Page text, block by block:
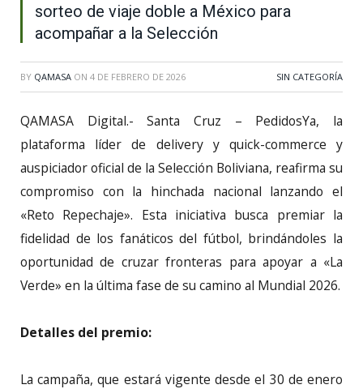
sorteo de viaje doble a México para
acompañar a la Selección
BY QAMASA ON 4 DE FEBRERO DE 2026 SIN CATEGORÍA
QAMASA Digital.- Santa Cruz – PedidosYa, la
plataforma líder de delivery y quick-commerce y
auspiciador oficial de la Selección Boliviana, reafirma su
compromiso con la hinchada nacional lanzando el
«Reto Repechaje». Esta iniciativa busca premiar la
fidelidad de los fanáticos del fútbol, brindándoles la
oportunidad de cruzar fronteras para apoyar a «La
Verde» en la última fase de su camino al Mundial 2026.
Detalles del premio:
La campaña, que estará vigente desde el 30 de enero